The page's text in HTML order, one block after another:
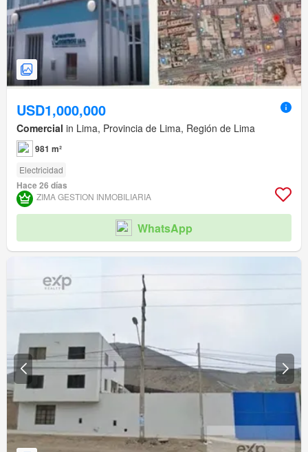
USD1,000,000
Comercial in Lima, Provincia de Lima, Región de Lima
981 m²
Electricidad
Hace 26 días
ZIMA GESTION INMOBILIARIA
WhatsApp